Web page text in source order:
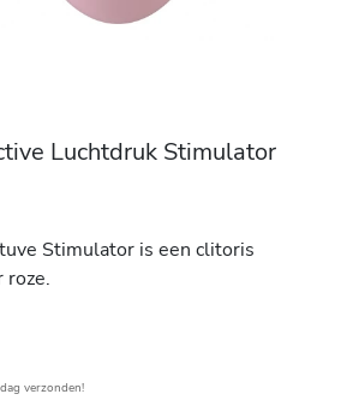
Luchtdruk Stimulator
Stimulator is een clitoris
roze.
verzonden!